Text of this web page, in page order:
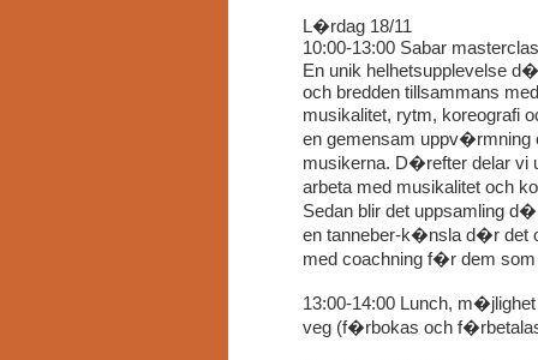
L�rdag 18/11
10:00-13:00 Sabar
En unik helhetsupplevelse
och bredden tillsammans
musikalitet, rytm, koreografi
en gemensam uppv�rmning
musikerna. D�refter delar
arbeta med musikalitet och
Sedan blir det uppsamling
en tanneber-k�nsla d�r
med coachning f�r dem som
13:00-14:00 Lunch,
veg (f�rbokas och